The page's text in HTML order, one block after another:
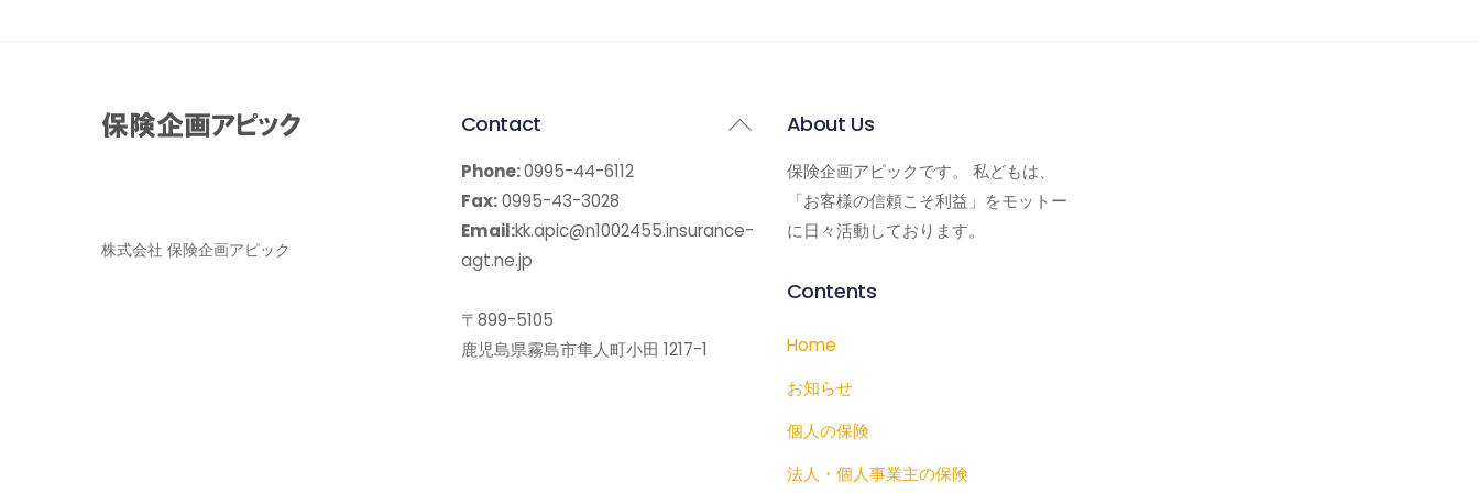
Back
株式会社 保険企画アピック
Contact
Phone:0995-44-6112
Fax:0995-43-3028
Email:kk.apic@n1002455.insurance-
agt.ne.jp
〒899-5105
鹿児島県霧島市隼人町小田 1217-1
About Us
保険企画アピックです。 私どもは、
「お客様の信頼こそ利益」をモットー
に日々活動しております。
Contents
Home
お知らせ
個人の保険
法人・個人事業主の保険